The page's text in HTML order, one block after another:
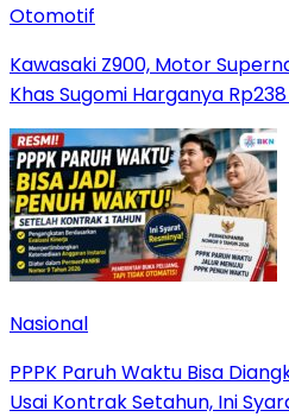
Otomotif
Kawasaki Z900, Motor
Khas Sugomi Harganya
Nasional
PPPK Paruh Waktu Bisa
Usai Kontrak Setahun, Ini